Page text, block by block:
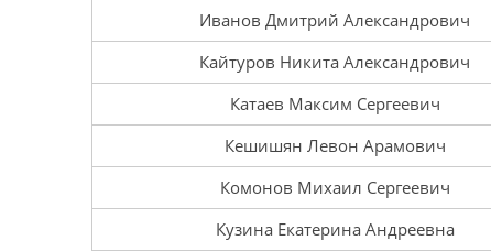
Иванов Дмитрий Александрович
Кайтуров Никита Александрович
Катаев Максим Сергеевич
Кешишян Левон Арамович
Комонов Михаил Сергеевич
Кузина Екатерина Андреевна